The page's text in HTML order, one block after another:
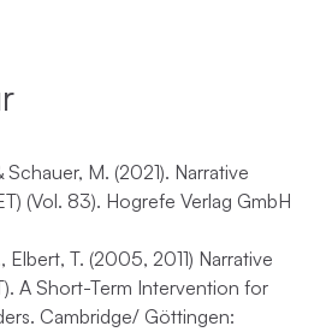
Schauer, M. (2021). Narrative
(Vol. 83). Hogrefe Verlag GmbH
Elbert, T. (2005, 2011) Narrative
A Short-Term Intervention for
Cambridge/ Göttingen: